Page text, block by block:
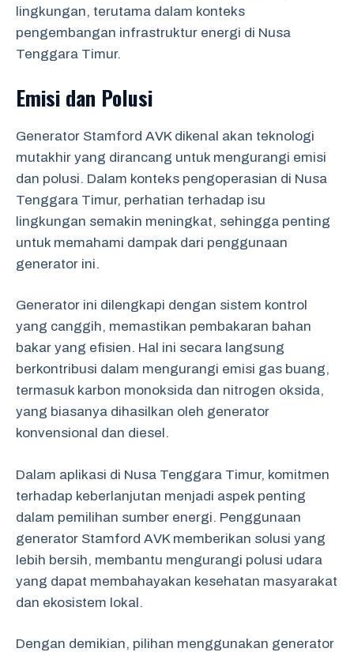
lingkungan, terutama dalam konteks
pengembangan infrastruktur energi di Nusa
Tenggara Timur.
Emisi dan Polusi
Generator Stamford AVK dikenal akan teknologi
mutakhir yang dirancang untuk mengurangi emisi
dan polusi. Dalam konteks pengoperasian di Nusa
Tenggara Timur, perhatian terhadap isu
lingkungan semakin meningkat, sehingga penting
untuk memahami dampak dari penggunaan
generator ini.
Generator ini dilengkapi dengan sistem kontrol
yang canggih, memastikan pembakaran bahan
bakar yang efisien. Hal ini secara langsung
berkontribusi dalam mengurangi emisi gas buang,
termasuk karbon monoksida dan nitrogen oksida,
yang biasanya dihasilkan oleh generator
konvensional dan diesel.
Dalam aplikasi di Nusa Tenggara Timur, komitmen
terhadap keberlanjutan menjadi aspek penting
dalam pemilihan sumber energi. Penggunaan
generator Stamford AVK memberikan solusi yang
lebih bersih, membantu mengurangi polusi udara
yang dapat membahayakan kesehatan masyarakat
dan ekosistem lokal.
Dengan demikian, pilihan menggunakan generator